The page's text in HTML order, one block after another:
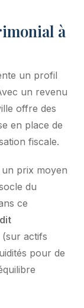
à
un profil
un revenu
offre des
en place de
fiscale.
prix moyen
du
ce
(sur actifs
pour de